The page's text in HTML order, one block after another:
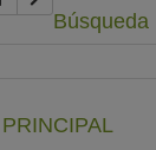
Búsqueda